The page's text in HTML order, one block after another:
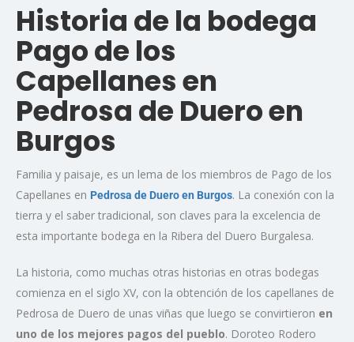
Historia de la bodega
Pago de los
Capellanes en
Pedrosa de Duero en
Burgos
Familia y paisaje, es un lema de los miembros de Pago de los
Capellanes en Pedrosa de Duero en Burgos. La conexión con la
tierra y el saber tradicional, son claves para la excelencia de
esta importante bodega en la Ribera del Duero Burgalesa.
La historia, como muchas otras historias en otras bodegas
comienza en el siglo XV, con la obtención de los capellanes de
Pedrosa de Duero de unas viñas que luego se convirtieron en
uno de los mejores pagos del pueblo. Doroteo Rodero